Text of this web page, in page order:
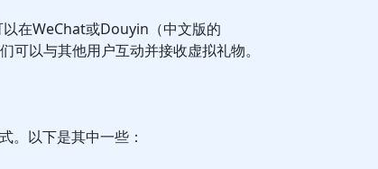
在WeChat或Douyin（中文版的
可以与其他用户互动并接收虚拟礼物。
。以下是其中一些：